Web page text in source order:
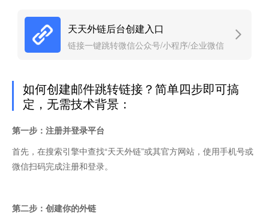
天天外链后台创建入口
链接一键跳转微信公众号/小程序/企业微信
如何创建邮件跳转链接？简单四步即可搞
定，无需技术背景：
第一步：注册并登录平台
首先，在搜索引擎中查找“天天外链”或其官方网站，使用手机号或
微信扫码完成注册和登录。
第二步：创建你的外链